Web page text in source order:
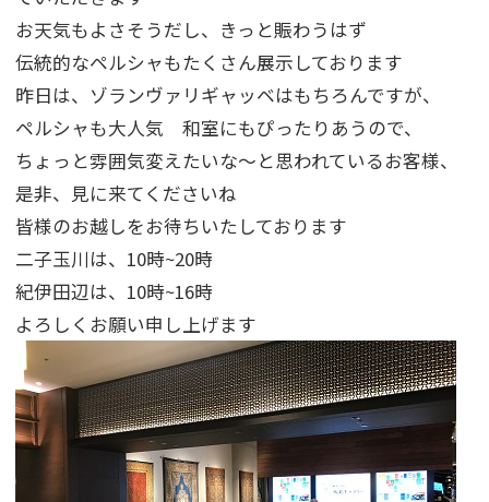
お天気もよさそうだし、きっと賑わうはず
伝統的なペルシャもたくさん展示しております
昨日は、ゾランヴァリギャッベはもちろんですが、
ペルシャも大人気 和室にもぴったりあうので、
ちょっと雰囲気変えたいな～と思われているお客様、
是非、見に来てくださいね
皆様のお越しをお待ちいたしております
二子玉川は、10時~20時
紀伊田辺は、10時~16時
よろしくお願い申し上げます